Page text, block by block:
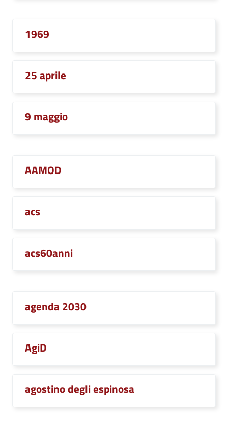
1969
25 aprile
9 maggio
AAMOD
acs
acs60anni
agenda 2030
AgiD
agostino degli espinosa